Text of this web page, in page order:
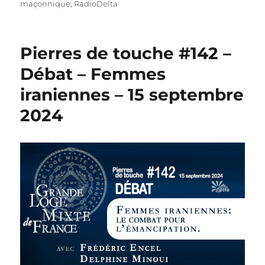
maçonnique, RadioDelta
Pierres de touche #142 –
Débat – Femmes
iraniennes – 15 septembre
2024